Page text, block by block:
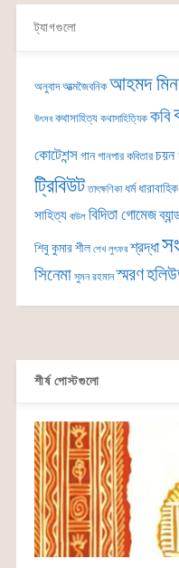
ট্যাগগুলো
অনুবাদ আত্মজৈবনিক আহমদ
উৎসব কথাসাহিত্য কথাসাহিত্যিক কবি
কোটেশন্সগান গানপার কবিতার চয়ন
ট্রিবিউট তাৎক্ষণিকা ধর্ম ধারাবাহিক
সাহিত্য বাউল বিদিতা গোমেজ
শিবু কুমার শীল শেখ লুৎফর শ্রদ্ধা
সিনেমা সুমন রহমান স্মরণ
শীর্ষ পোস্টগুলো